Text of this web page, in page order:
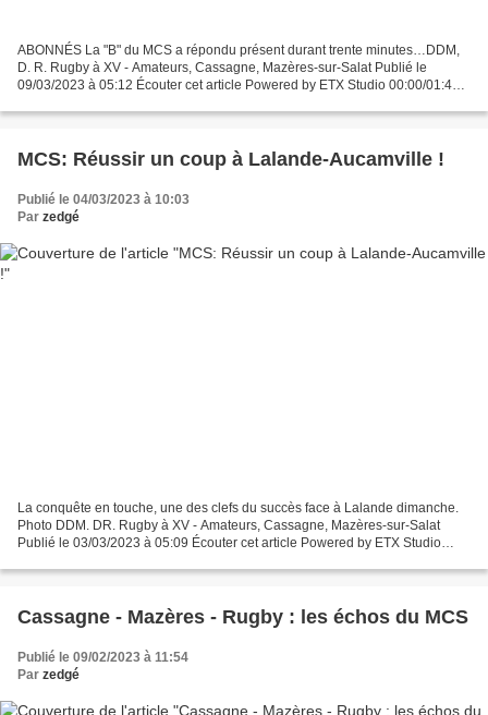
ABONNÉS La "B" du MCS a répondu présent durant trente minutes…DDM,
D. R. Rugby à XV - Amateurs, Cassagne, Mazères-sur-Salat Publié le
09/03/2023 à 05:12 Écouter cet article Powered by ETX Studio 00:00/01:44
MCS: Réussir un coup à Lalande-Aucamville !
Publié le 04/03/2023 à 10:03
Par zedgé
La conquête en touche, une des clefs du succès face à Lalande dimanche.
Photo DDM. DR. Rugby à XV - Amateurs, Cassagne, Mazères-sur-Salat
Publié le 03/03/2023 à 05:09 Écouter cet article Powered by ETX Studio
Cassagne - Mazères - Rugby : les échos du MCS
Publié le 09/02/2023 à 11:54
Par zedgé